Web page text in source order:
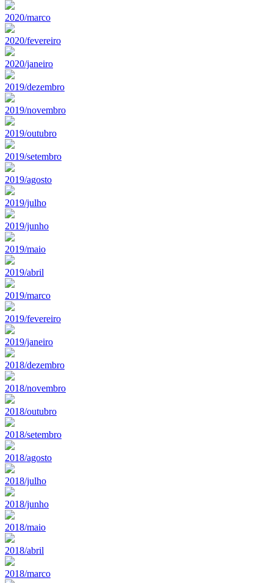
2020/marco
2020/fevereiro
2020/janeiro
2019/dezembro
2019/novembro
2019/outubro
2019/setembro
2019/agosto
2019/julho
2019/junho
2019/maio
2019/abril
2019/marco
2019/fevereiro
2019/janeiro
2018/dezembro
2018/novembro
2018/outubro
2018/setembro
2018/agosto
2018/julho
2018/junho
2018/maio
2018/abril
2018/marco